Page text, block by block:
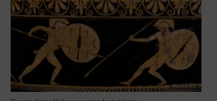
02:05:52